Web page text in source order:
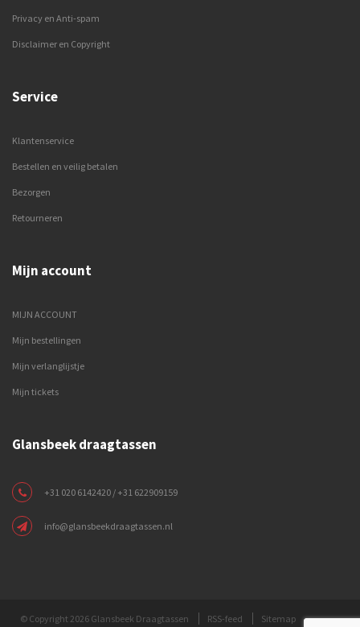
Privacy en Anti-spam
Disclaimer en Copyright
Service
Klantenservice
Bestellen en veilig betalen
Bezorgen
Retourneren
Mijn account
MIJN ACCOUNT
Mijn bestellingen
Mijn verlanglijstje
Mijn tickets
Glansbeek draagtassen
+31 020 6142420 / +31 622909159
info@glansbeekdraagtassen.nl
© Copyright 2026 Glansbeek Draagtassen RSS-feed Sitemap